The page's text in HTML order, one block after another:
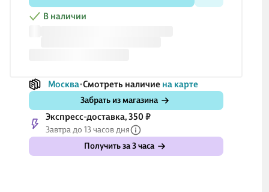
В наличии
Москва Смотреть наличие на карте
Забрать из магазина
Экспресс-доставка, 350 ₽
Завтра до 13 часов дня
Получить за 3 часа